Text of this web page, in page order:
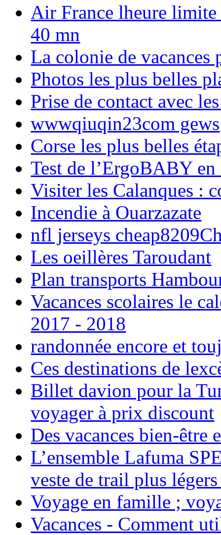
Air France lheure limite
40 mn
La colonie de vacances
Photos les plus belles
Prise de contact avec
wwwqiuqin23com gews
Corse les plus belles
Test de l’ErgoBABY en
Visiter les Calanques :
Incendie à Ouarzazate
nfl jerseys
Les oeillères Taroudant
Plan transports
Vacances scolaires le
2017 - 2018
randonnée encore et
Ces destinations de
Billet davion pour la
voyager à prix discount
Des vacances bien-être
L’ensemble Lafuma
veste de trail plus
Voyage en famille ;
Vacances - Comment